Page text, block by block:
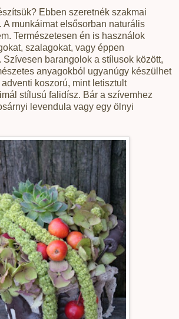
Ebben szeretnék szakmai
A munkáimat elsősorban naturális
Természetesen én is használok
szalagokat, vagy éppen
Szívesen barangolok a stílusok között,
anyagokból ugyanúgy készülhet
koszorú, mint letisztult
stílusú falidísz. Bár a szívemhez
levendula vagy egy ölnyi